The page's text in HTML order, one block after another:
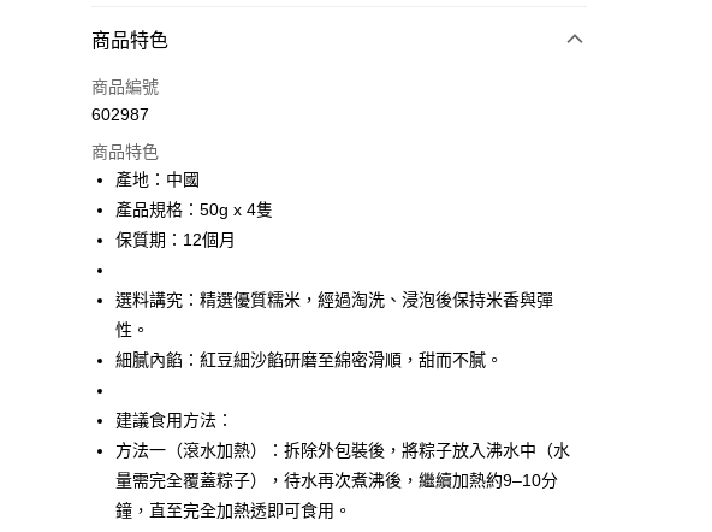
付款方式
信用卡
PayMe
WeChat Pay
送貨方式
送貨上門 (不支援順豐自取點及智能櫃)
每筆HK$100.00，滿HK$500.00或以上免運費
APITA 門市自取
每筆HK$50.00，滿HK$200.00或以上免運費
Citistore 門市自取
商品特色
商品編號
602987
商品特色
產地：中國
產品規格：50g x 4隻
保質期：12個月
選料講究：精選優質糯米，經過淘洗、浸泡後保持米香與彈
性。
細膩內餡：紅豆細沙餡研磨至綿密滑順，甜而不膩。
建議食用方法：
方法一（滾水加熱）：拆除外包裝後，將粽子放入沸水中（水
量需完全覆蓋粽子），待水再次煮沸後，繼續加熱約9–10分
鐘，直至完全加熱透即可食用。